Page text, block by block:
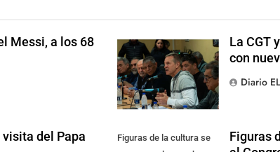
Messi, a los 68
La CGT
con
Diario
del Papa
Figuras de la cultura se
Figuras